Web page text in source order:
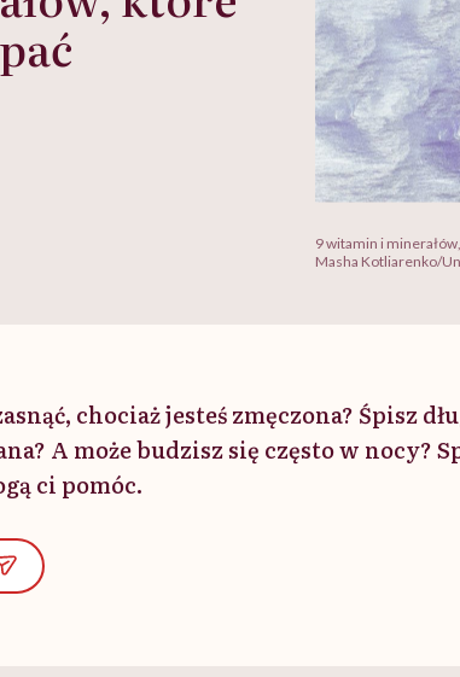
9 witamin i
Masha Kotliarenko/
chociaż jesteś zmęczona? Śpisz
A może budzisz się często w nocy?
ci pomóc.